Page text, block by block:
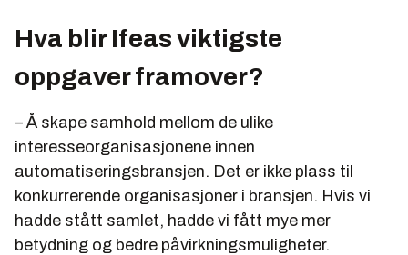
Hva blir Ifeas viktigste
oppgaver framover?
– Å skape samhold mellom de ulike
interesseorganisasjonene innen
automatiseringsbransjen. Det er ikke plass til
konkurrerende organisasjoner i bransjen. Hvis vi
hadde stått samlet, hadde vi fått mye mer
betydning og bedre påvirkningsmuligheter.